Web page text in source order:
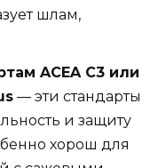
шлам,
ACEA C3 или
— эти стандарты
и защиту
хорош для